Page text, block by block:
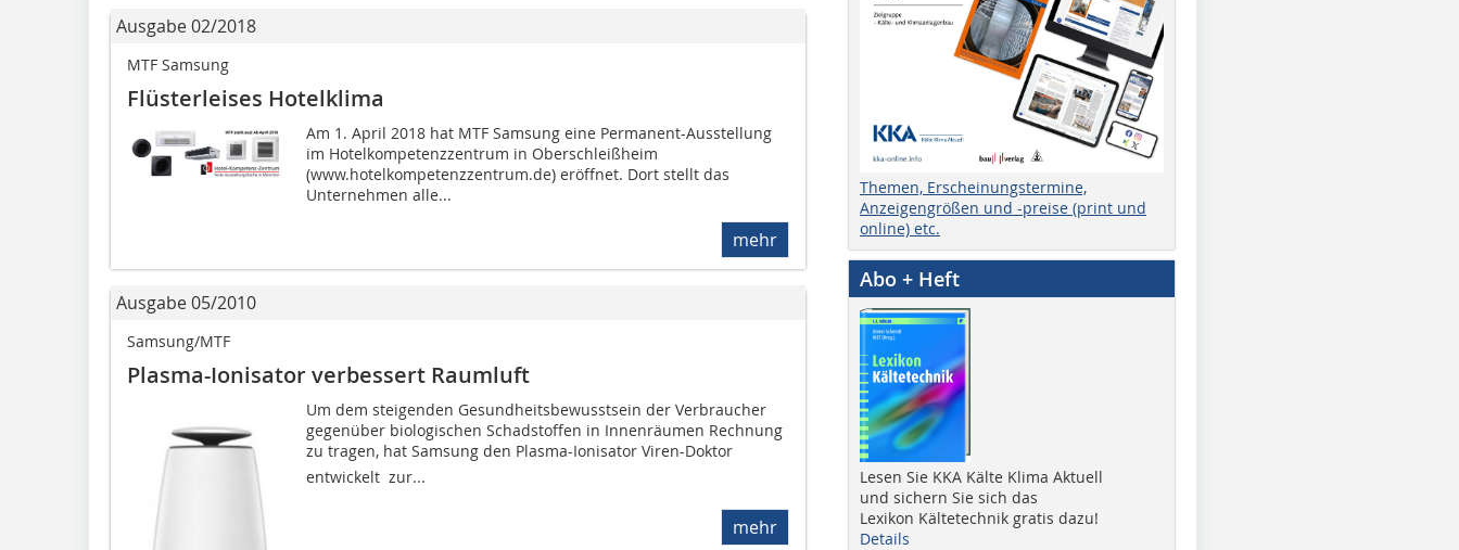
Ausgabe 02/2018
MTF Samsung
Flüsterleises Hotelklima
Am 1. April 2018 hat MTF Samsung eine Permanent-Ausstellung
im Hotelkompetenzzentrum in Oberschleißheim
(www.hotelkompetenzzentrum.de) eröffnet. Dort stellt das
Unternehmen alle...
mehr
Ausgabe 05/2010
Samsung/MTF
Plasma-Ionisator verbessert Raumluft
Um dem steigenden Gesundheitsbewusstsein der Verbraucher
gegenüber biologischen Schadstoffen in Innenräumen Rechnung
zu tragen, hat Samsung den Plasma-Ionisator Viren-Doktor
entwickelt  zur...
mehr
Themen, Erscheinungstermine,
Anzeigengrößen und -preise (print und
online) etc.
Abo + Heft
Lesen Sie KKA Kälte Klima Aktuell
und sichern Sie sich das
Lexikon Kältetechnik gratis dazu!
Details